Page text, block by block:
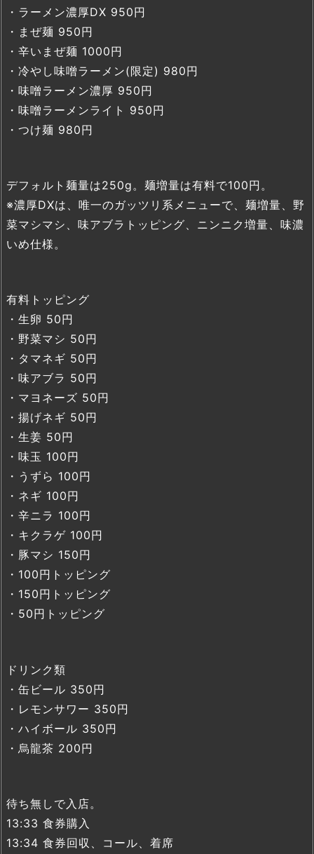
・ラーメン濃厚DX 950円
・まぜ麺 950円
・辛いまぜ麺 1000円
・冷やし味噌ラーメン(限定) 980円
・味噌ラーメン濃厚 950円
・味噌ラーメンライト 950円
・つけ麺 980円
デフォルト麺量は250g。麺増量は有料で100円。
※濃厚DXは、唯一のガッツリ系メニューで、麺増量、野
菜マシマシ、味アブラトッピング、ニンニク増量、味濃
いめ仕様。
有料トッピング
・生卵 50円
・野菜マシ 50円
・タマネギ 50円
・味アブラ 50円
・マヨネーズ 50円
・揚げネギ 50円
・生姜 50円
・味玉 100円
・うずら 100円
・ネギ 100円
・辛ニラ 100円
・キクラゲ 100円
・豚マシ 150円
・100円トッピング
・150円トッピング
・50円トッピング
ドリンク類
・缶ビール 350円
・レモンサワー 350円
・ハイボール 350円
・烏龍茶 200円
待ち無しで入店。
13:33 食券購入
13:34 食券回収、コール、着席